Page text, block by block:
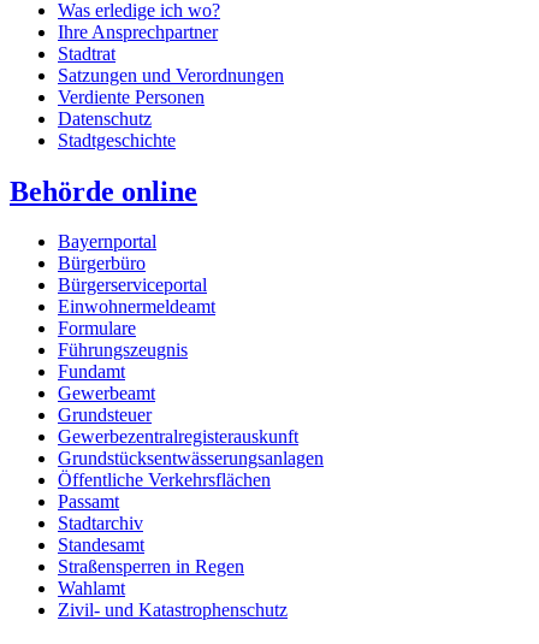
Was erledige ich wo?
Ihre Ansprechpartner
Stadtrat
Satzungen und Verordnungen
Verdiente Personen
Datenschutz
Stadtgeschichte
Behörde online
Bayernportal
Bürgerbüro
Bürgerserviceportal
Einwohnermeldeamt
Formulare
Führungszeugnis
Fundamt
Gewerbeamt
Grundsteuer
Gewerbezentralregisterauskunft
Grundstücksentwässerungsanlagen
Öffentliche Verkehrsflächen
Passamt
Stadtarchiv
Standesamt
Straßensperren in Regen
Wahlamt
Zivil- und Katastrophenschutz